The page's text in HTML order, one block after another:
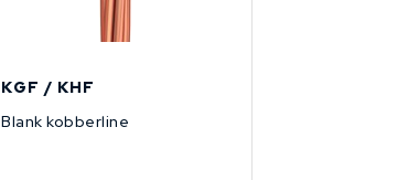
KGF / KHF
Blank kobberline